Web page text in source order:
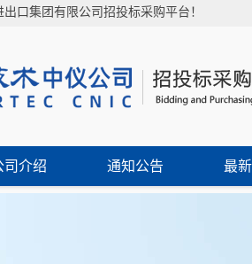
口集团有限公司招投标采购平台！
司介绍 通知公告 最